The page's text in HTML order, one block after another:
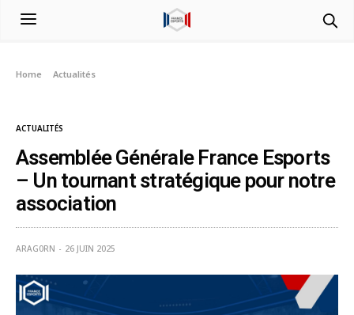
Home
Actualités
ACTUALITÉS
Assemblée Générale France Esports
– Un tournant stratégique pour notre
association
ARAG0RN 26 JUIN 2025